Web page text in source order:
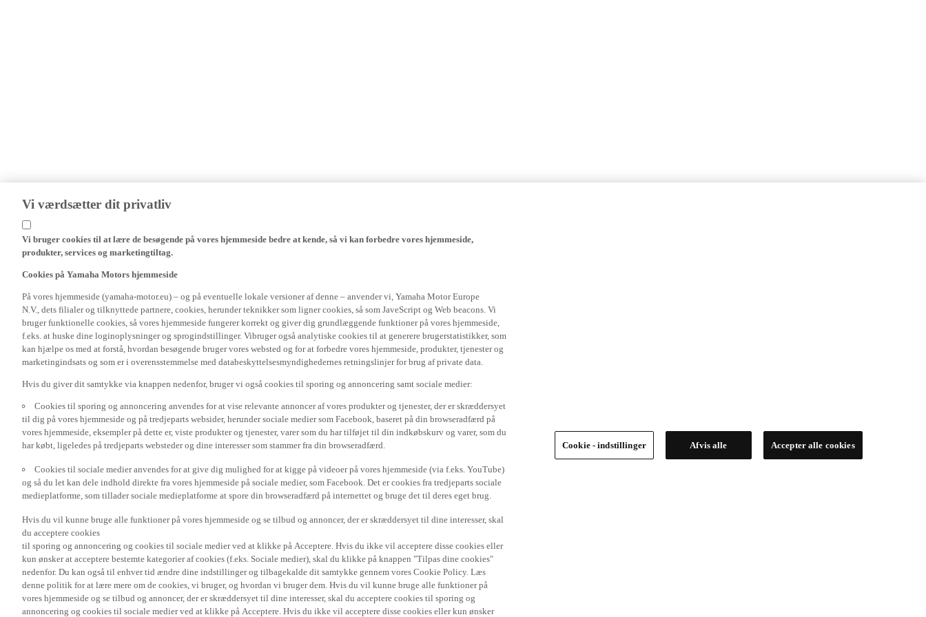
Vi værdsætter dit privatliv
Vi bruger cookies til at lære de besøgende på vores hjemmeside bedre at kende, så vi kan forbedre vores hjemmeside,
produkter, services og marketingtiltag.
Cookies på Yamaha Motors hjemmeside
På vores hjemmeside (yamaha-motor.eu) – og på eventuelle lokale versioner af denne – anvender vi, Yamaha Motor Europe
N.V., dets filialer og tilknyttede partnere, cookies, herunder teknikker som ligner cookies, så som JaveScript og Web beacons. Vi
bruger funktionelle cookies, så vores hjemmeside fungerer korrekt og giver dig grundlæggende funktioner på vores hjemmeside,
f.eks. at huske dine loginoplysninger og sprogindstillinger. Vibruger også analytiske cookies til at generere brugerstatistikker, som
kan hjælpe os med at forstå, hvordan besøgende bruger vores websted og for at forbedre vores hjemmeside, produkter, tjenester og
marketingindsats og som er i overensstemmelse med databeskyttelsesmyndighedernes retningslinjer for brug af private data.
Hvis du giver dit samtykke via knappen nedenfor, bruger vi også cookies til sporing og annoncering samt sociale medier:
Cookies til sporing og annoncering anvendes for at vise relevante annoncer af vores produkter og tjenester, der er skræddersyet
til dig på vores hjemmeside og på tredjeparts websider, herunder sociale medier som Facebook, baseret på din browseradfærd på
vores hjemmeside, eksempler på dette er, viste produkter og tjenester, varer som du har tilføjet til din indkøbskurv og varer, som du
har købt, ligeledes på tredjeparts websteder og dine interesser som stammer fra din browseradfærd.
Cookies til sociale medier anvendes for at give dig mulighed for at kigge på videoer på vores hjemmeside (via f.eks. YouTube)
og så du let kan dele indhold direkte fra vores hjemmeside på sociale medier, som Facebook. Det er cookies fra tredjeparts sociale
medieplatforme, som tillader sociale medieplatforme at spore din browseradfærd på internettet og bruge det til deres eget brug.
Hvis du vil kunne bruge alle funktioner på vores hjemmeside og se tilbud og annoncer, der er skræddersyet til dine interesser, skal
du acceptere cookies
til sporing og annoncering og cookies til sociale medier ved at klikke på Acceptere. Hvis du ikke vil acceptere disse cookies eller
kun ønsker at acceptere bestemte kategorier af cookies (f.eks. Sociale medier), skal du klikke på knappen "Tilpas dine cookies"
nedenfor. Du kan også til enhver tid ændre dine indstillinger og tilbagekalde dit samtykke gennem vores Cookie Policy. Læs
denne politik for at lære mere om de cookies, vi bruger, og hvordan vi bruger dem. Hvis du vil kunne bruge alle funktioner på
vores hjemmeside og se tilbud og annoncer, der er skræddersyet til dine interesser, skal du acceptere cookies til sporing og
annoncering og cookies til sociale medier ved at klikke på Acceptere. Hvis du ikke vil acceptere disse cookies eller kun ønsker
Cookie - indstillinger Afvis alle Accepter alle cookies